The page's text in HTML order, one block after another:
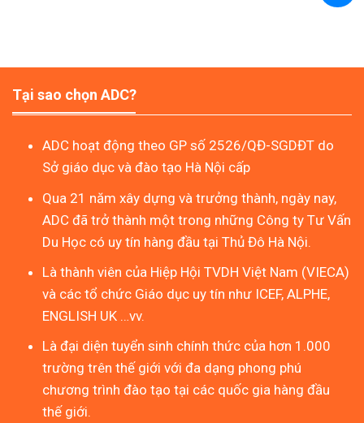
Tại sao chọn ADC?
ADC hoạt động theo GP số 2526/QĐ-SGDĐT do
Sở giáo dục và đào tạo Hà Nội cấp
Qua 21 năm xây dựng và trưởng thành, ngày nay,
ADC đã trở thành một trong những Công ty Tư Vấn
Du Học có uy tín hàng đầu tại Thủ Đô Hà Nội.
Là thành viên của Hiệp Hội TVDH Việt Nam (VIECA)
và các tổ chức Giáo dục uy tín như ICEF, ALPHE,
ENGLISH UK …vv.
Là đại diện tuyển sinh chính thức của hơn 1.000
trường trên thế giới với đa dạng phong phú
chương trình đào tạo tại các quốc gia hàng đầu
thế giới.